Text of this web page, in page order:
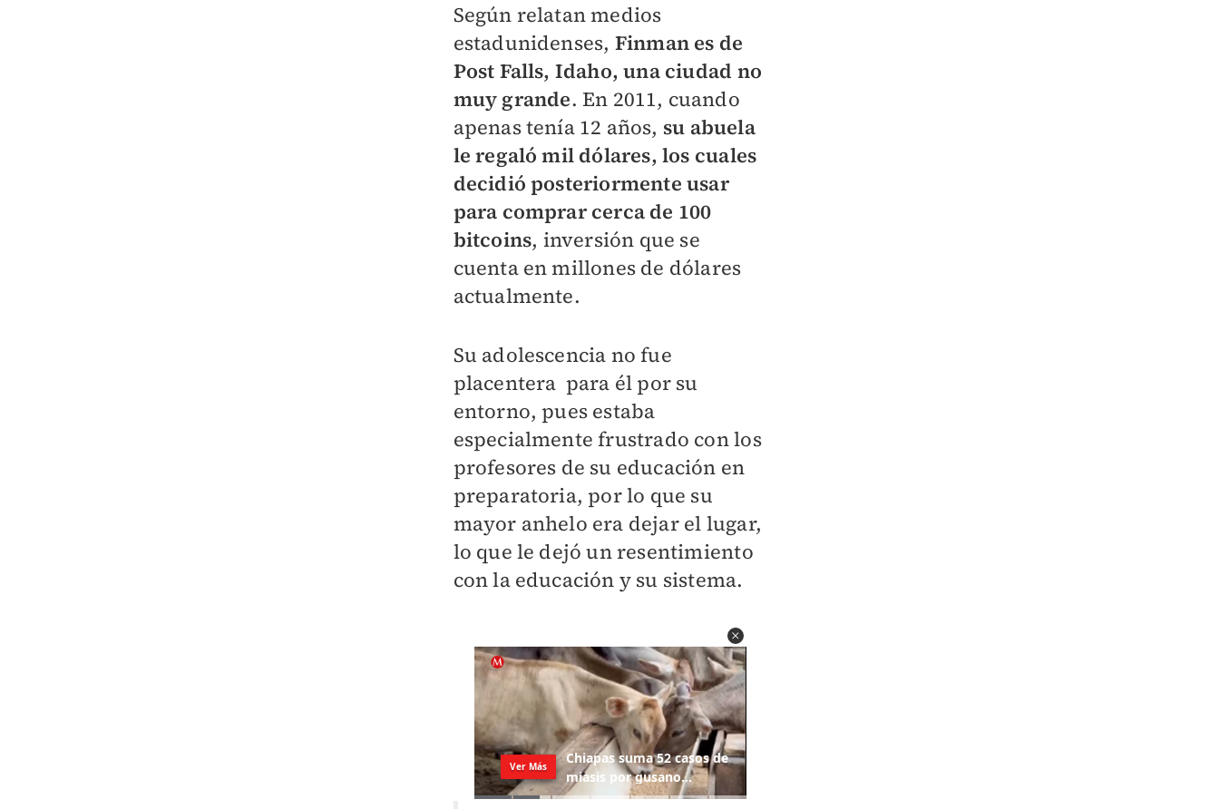
Según relatan medios
estadunidenses, Finman es de
Post Falls, Idaho, una ciudad no
muy grande. En 2011, cuando
apenas tenía 12 años, su abuela
le regaló mil dólares, los cuales
decidió posteriormente usar
para comprar cerca de 100
bitcoins, inversión que se
cuenta en millones de dólares
actualmente.
Su adolescencia no fue
placentera para él por su
entorno, pues estaba
especialmente frustrado con los
profesores de su educación en
preparatoria, por lo que su
mayor anhelo era dejar el lugar,
lo que le dejó un resentimiento
con la educación y su sistema.